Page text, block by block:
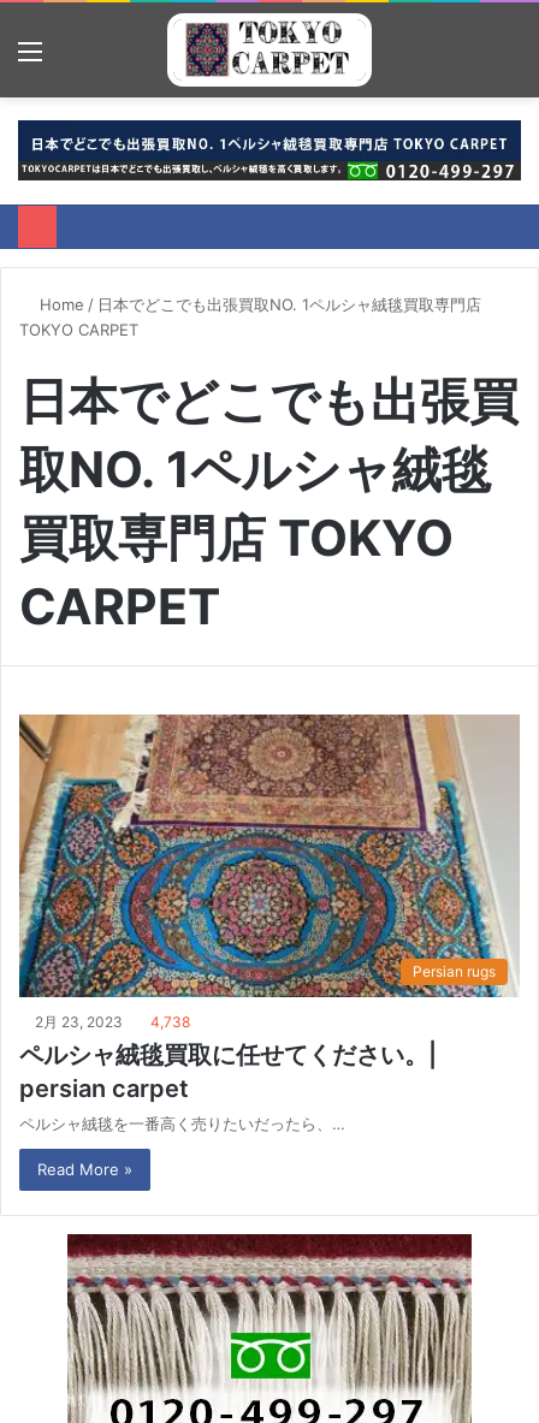
Home / 日本でどこでも出張買取NO. 1ペルシャ絨毯買取専門店
TOKYO CARPET
日本でどこでも出張買
取NO. 1ペルシャ絨毯
買取専門店 TOKYO
CARPET
Persian rugs
2月 23, 2023 4,738
ペルシャ絨毯買取に任せてください。|
persian carpet
ペルシャ絨毯を一番高く売りたいだったら、…
Read More »